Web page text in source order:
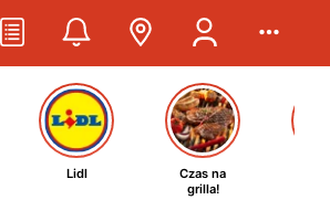
Lidl
Czas na
grilla!